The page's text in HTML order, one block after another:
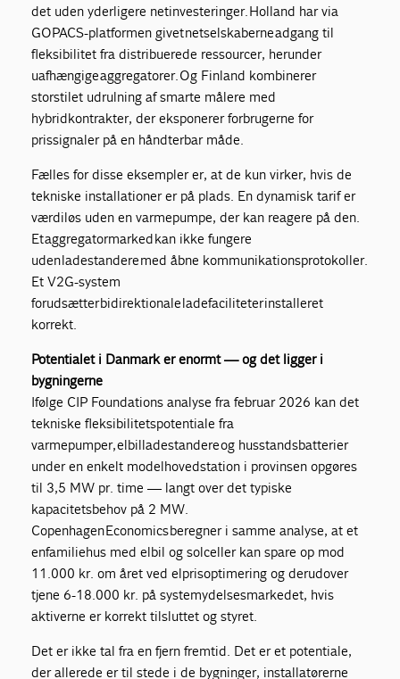
det uden yderligere netinvesteringer.Holland har via
GOPACS-platformen givet netselskaberne adgang til
fleksibilitet fra distribuerede ressourcer, herunder
uafhængige aggregatorer.Og Finland kombinerer
storstilet udrulning af smarte målere med
hybridkontrakter, der eksponerer forbrugerne for
prissignaler på en håndterbar måde.
Fælles for disse eksempler er, at de kun virker, hvis de
tekniske installationer er på plads. En dynamisk tarif er
værdiløs uden en varmepumpe, der kan reagere på den.
Et aggregatormarked kan ikke fungere
uden ladestandere med åbne kommunikationsprotokoller.
Et V2G-system
forudsætter bidirektionale ladefaciliteter installeret
korrekt.
Potentialet i Danmark er enormt — og det ligger i
bygningerne
Ifølge CIP Foundations analyse fra februar 2026 kan det
tekniske fleksibilitetspotentiale fra
varmepumper, elbilladestandere og husstandsbatterier
under en enkelt modelhovedstation i provinsen opgøres
til 3,5 MW pr. time — langt over det typiske
kapacitetsbehov på 2 MW.
Copenhagen Economics beregner i samme analyse, at et
enfamiliehus med elbil og solceller kan spare op mod
11.000 kr. om året ved elprisoptimering og derudover
tjene 6-18.000 kr. på systemydelsesmarkedet, hvis
aktiverne er korrekt tilsluttet og styret.
Det er ikke tal fra en fjern fremtid. Det er et potentiale,
der allerede er til stede i de bygninger, installatørerne